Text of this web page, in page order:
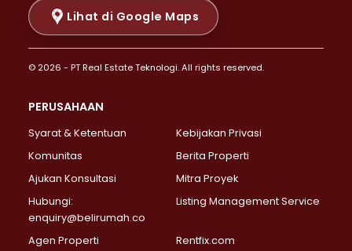
Properti Dijual di Kramat >
Properti Dijual di Pasar Baru >
Properti Dijual di Bendungan Hilir >
Properti Dijual di Jakarta Selatan >
Properti Dijual di Lebak Bulus >
Properti Dijual di Gandaria Selatan >
Properti Dijual di Pondok Labu >
Properti Dijual di Lenteng Agung >
Properti Dijual di Senayan >
Properti Dijual di Pondok Pinang >
Lihat di Google Maps
© 2026 - PT Real Estate Teknologi. All rights reserved.
PERUSAHAAN
Syarat & Ketentuan
Kebijakan Privasi
Komunitas
Berita Properti
Ajukan Konsultasi
Mitra Proyek
Hubungi:
enquiry@belirumah.co
Listing Management Service
Agen Properti Rentfix.com